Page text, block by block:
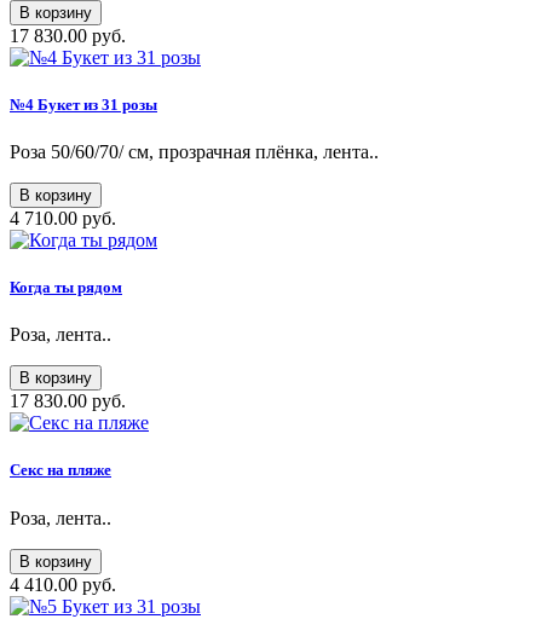
В корзину
17 830.00 руб.
№4 Букет из 31 розы
Роза 50/60/70/ см, прозрачная плёнка, лента..
В корзину
4 710.00 руб.
Когда ты рядом
Роза, лента..
В корзину
17 830.00 руб.
Секс на пляже
Роза, лента..
В корзину
4 410.00 руб.